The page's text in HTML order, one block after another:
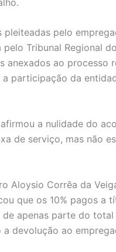
pelo
Tribunal Regional
anexados ao processo
participação da
a nulidade do
de serviço, mas não
Aloysio Corrêa da
que os 10% pagos a
apenas parte do
devolução ao